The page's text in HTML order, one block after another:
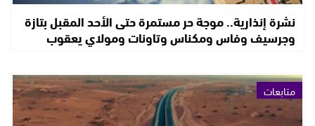
نشرة إنذارية.. موجة حر مستمرة حتى الأحد المقبل بتازة
وجرسيف وفاس ومكناس وتاونات ومولاي يعقوب
متابعات